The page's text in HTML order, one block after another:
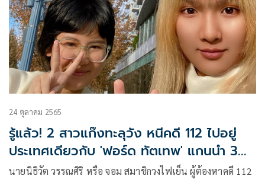
24 ตุลาคม 2565
รู้แล้ว! 2 สาวแก๊งทะลุวัง หนีคดี 112 ไปอยู่
ประเทศเดียวกับ 'ฟอร์ด ทัตเทพ' แกนนำ 3
นิ้ว
นายนิธิวัต วรรณศิริ หรือ จอม สมาชิกวงไฟเย็น ผู้ต้องหาคดี 112